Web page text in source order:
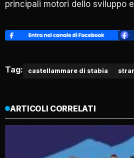
principali motori dello sviluppo
Tag: castellammare di stabia
ARTICOLI CORRELATI